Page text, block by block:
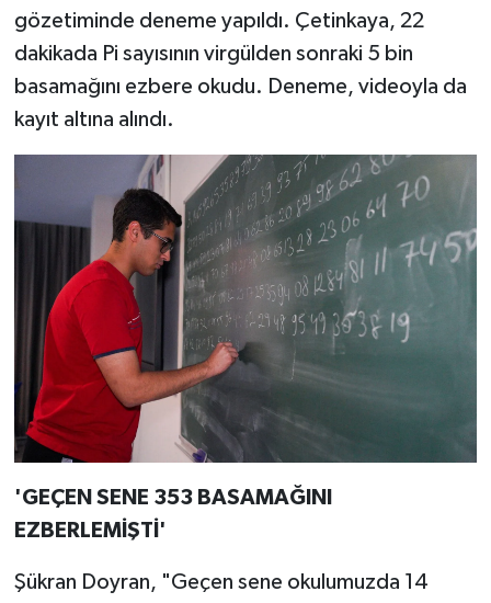
gözetiminde deneme yapıldı. Çetinkaya, 22
dakikada Pi sayısının virgülden sonraki 5 bin
basamağını ezbere okudu. Deneme, videoyla da
kayıt altına alındı.
'GEÇEN SENE 353 BASAMAĞINI
EZBERLEMİŞTİ'
Şükran Doyran, "Geçen sene okulumuzda 14